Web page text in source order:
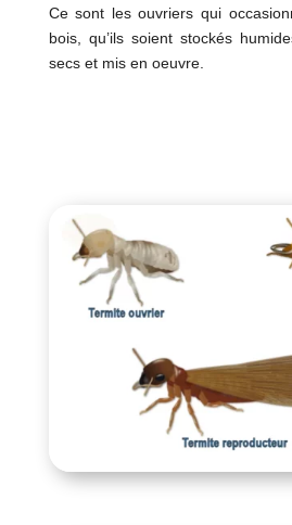
Ce sont les ouvriers qui
bois, qu’ils soient stockés
secs et mis en oeuvre.